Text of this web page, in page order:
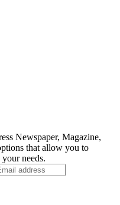
Newspaper, Magazine,
that allow you to
needs.